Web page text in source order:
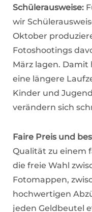
Schülerausweise:
wir
Oktober
Fotoshootings
März lagen. Damit
eine längere
Kinder und
verändern sich
Faire Preis und
Qualität zu einem
die freie Wahl
Fotomappen,
hochwertigen
jeden Geldbeutel